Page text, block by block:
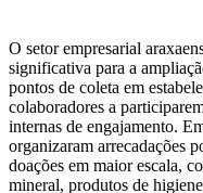
O setor empresarial
significativa para a
pontos de coleta em
colaboradores a
internas de engajamento.
organizaram arrecadações
doações em maior escala,
mineral, produtos de